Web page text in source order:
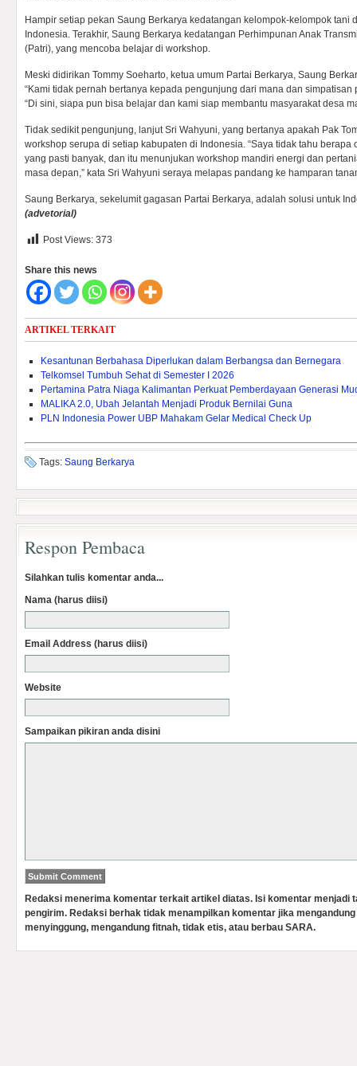
Hampir setiap pekan Saung Berkarya kedatangan kelompok-kelompok tani
Indonesia. Terakhir, Saung Berkarya kedatangan Perhimpunan Anak
(Patri), yang mencoba belajar di workshop.
Meski didirikan Tommy Soeharto, ketua umum Partai Berkarya, Saung
“Kami tidak pernah bertanya kepada pengunjung dari mana dan simpatisan
“Di sini, siapa pun bisa belajar dan kami siap membantu masyarakat desa
Tidak sedikit pengunjung, lanjut Sri Wahyuni, yang bertanya apakah Pak
workshop serupa di setiap kabupaten di Indonesia. “Saya tidak tahu berapa
yang pasti banyak, dan itu menunjukan workshop mandiri energi dan
masa depan,” kata Sri Wahyuni seraya melapas pandang ke hamparan
Saung Berkarya, sekelumit gagasan Partai Berkarya, adalah solusi untuk
(advetorial)
Post Views: 373
Share this news
ARTIKEL TERKAIT
Kesantunan Berbahasa Diperlukan dalam Berbangsa dan Bernegara
Telkomsel Tumbuh Sehat di Semester I 2026
Pertamina Patra Niaga Kalimantan Perkuat Pemberdayaan Generasi
MALIKA 2.0, Ubah Jelantah Menjadi Produk Bernilai Guna
PLN Indonesia Power UBP Mahakam Gelar Medical Check Up
Tags: Saung Berkarya
Respon Pembaca
Silahkan tulis komentar anda...
Nama (harus diisi)
Email Address (harus diisi)
Website
Sampaikan pikiran anda disini
Redaksi menerima komentar terkait artikel diatas. Isi komentar menjadi
pengirim. Redaksi berhak tidak menampilkan komentar jika
menyinggung, mengandung fitnah, tidak etis, atau berbau SARA.